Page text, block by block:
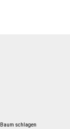
Baum schlagen